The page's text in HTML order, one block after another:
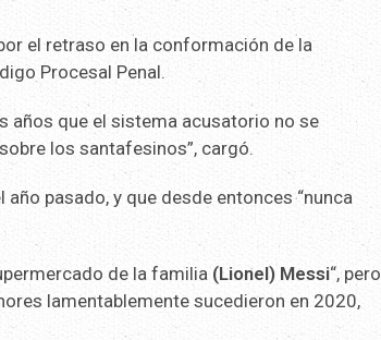
el retraso en la conformación de la
Procesal Penal.
años que el sistema acusatorio no se
los santafesinos”, cargó.
pasado, y que desde entonces “nunca
de la familia (Lionel) Messi“, pero
lamentablemente sucedieron en 2020,